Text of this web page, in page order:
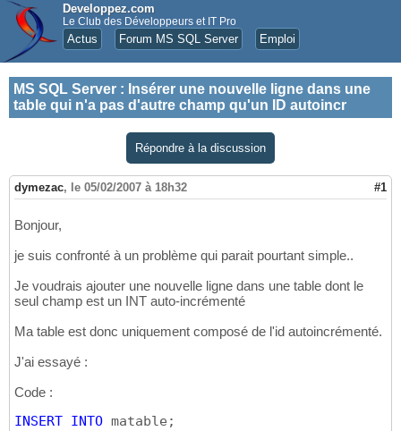
Developpez.com
Le Club des Développeurs et IT Pro
Actus Forum MS SQL Server Emploi
MS SQL Server : Insérer une nouvelle ligne dans une
table qui n'a pas d'autre champ qu'un ID autoincr
Répondre à la discussion
dymezac, le 05/02/2007 à 18h32 #1
Bonjour,
je suis confronté à un problème qui parait pourtant simple..
Je voudrais ajouter une nouvelle ligne dans une table dont le
seul champ est un INT auto-incrémenté
Ma table est donc uniquement composé de l'id autoincrémenté.
J'ai essayé :
Code :
INSERT INTO matable;